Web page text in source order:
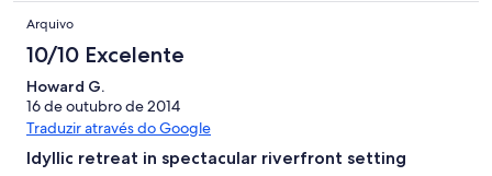
Arquivo
10/10 Excelente
Howard G.
16 de outubro de 2014
Traduzir através do Google
Idyllic retreat in spectacular riverfront setting